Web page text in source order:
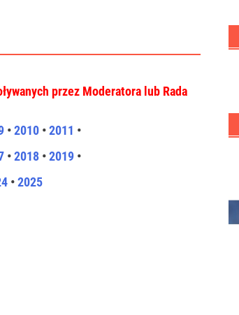
przez Moderatora lub Rada
•2010 •2011 •
•2018 •2019 •
•2025